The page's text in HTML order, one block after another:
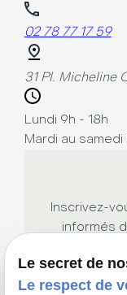
02 78 77 17 59
31 Pl. Micheline
Lundi 9h - 18h
Mardi au samedi
Inscrivez-
informés
Le secret de
Le respect de